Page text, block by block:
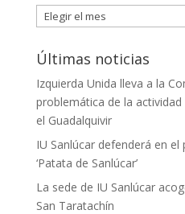
Publicaciones
Últimas noticias
Izquierda Unida lleva a la
problemática de la
el Guadalquivir
IU Sanlúcar defenderá en
‘Patata de Sanlúcar’
La sede de IU Sanlúcar
San Taratachín